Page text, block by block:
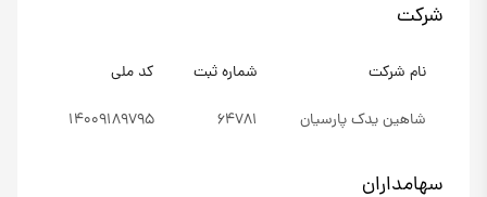
شرکت
نام شرکت شماره ثبت کد ملی
شاهین یدک پارسیان 64781
14009189795
سهامداران